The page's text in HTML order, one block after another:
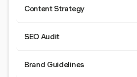
Content Strategy
SEO Audit
Brand Guidelines